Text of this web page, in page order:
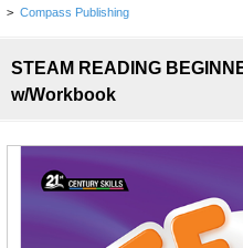
> Compass Publishing
STEAM READING
w/Workbook